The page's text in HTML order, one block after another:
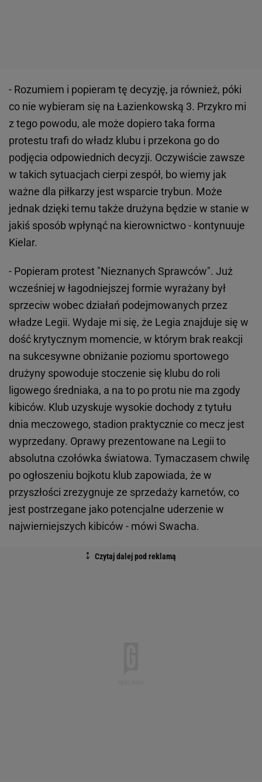
- Rozumiem i popieram tę decyzję, ja również, póki
co nie wybieram się na Łazienkowską 3. Przykro mi
z tego powodu, ale może dopiero taka forma
protestu trafi do władz klubu i przekona go do
podjęcia odpowiednich decyzji. Oczywiście zawsze
w takich sytuacjach cierpi zespół, bo wiemy jak
ważne dla piłkarzy jest wsparcie trybun. Może
jednak dzięki temu także drużyna będzie w stanie w
jakiś sposób wpłynąć na kierownictwo - kontynuuje
Kielar.
- Popieram protest "Nieznanych Sprawców". Już
wcześniej w łagodniejszej formie wyrażany był
sprzeciw wobec działań podejmowanych przez
władze Legii. Wydaje mi się, że Legia znajduje się w
dość krytycznym momencie, w którym brak reakcji
na sukcesywne obniżanie poziomu sportowego
drużyny spowoduje stoczenie się klubu do roli
ligowego średniaka, a na to po protu nie ma zgody
kibiców. Klub uzyskuje wysokie dochody z tytułu
dnia meczowego, stadion praktycznie co mecz jest
wyprzedany. Oprawy prezentowane na Legii to
absolutna czołówka światowa. Tymaczasem chwilę
po ogłoszeniu bojkotu klub zapowiada, że w
przyszłości zrezygnuje ze sprzedaży karnetów, co
jest postrzegane jako potencjalne uderzenie w
najwierniejszych kibiców - mówi Swacha.